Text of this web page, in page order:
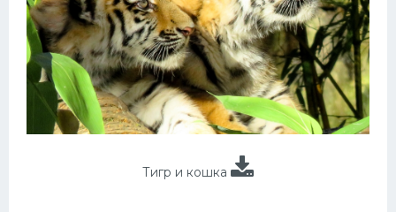
Тигр и кошка